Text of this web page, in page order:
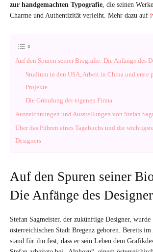
zur handgemachten Typografie , die seinen
Charme und Authentizität verleiht. Mehr dazu auf
Auf den Spuren seiner Biografie: Die Anfänge des
Studium in den USA, Arbeit in China und erste
Projekte
Die Gründung der eigenen Firma
Auszeichnungen und Ausstellungen von Stefan
Über das Führen eines Tagebuchs und die
Designers
Auf den Spuren seiner
Die Anfänge des
Stefan Sagmeister, der zukünftige Designer,
österreichischen Stadt Bregenz geboren. Bereits
stand für ihn fest, dass er sein Leben dem